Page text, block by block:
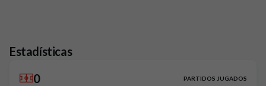
Estadísticas
0
PARTIDOS JUGADOS